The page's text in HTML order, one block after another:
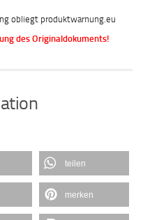
obliegt produktwarnung.eu
des Originaldokuments!
teilen
merken